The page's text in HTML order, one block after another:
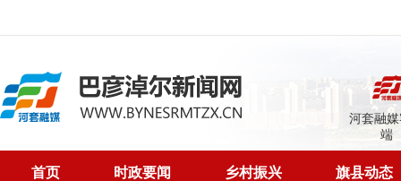
河套融
端
首页 时政要闻 乡村振兴 旗县动态